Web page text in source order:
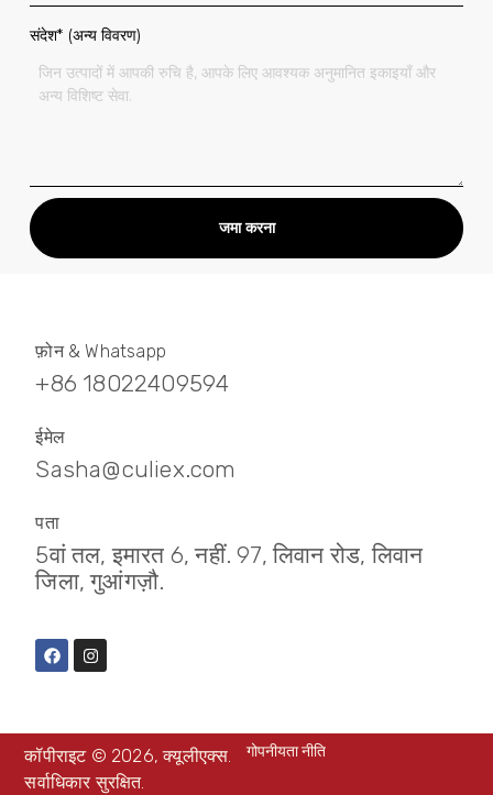
संदेश* (अन्य विवरण)
जमा करना
फ़ोन & Whatsapp
+86 18022409594
ईमेल
Sasha@culiex.com
पता
5वां तल, इमारत 6, नहीं. 97, लिवान रोड, लिवान
जिला, गुआंगज़ौ.
कॉपीराइट © 2026, क्यूलीएक्स.
सर्वाधिकार सुरक्षित.
गोपनीयता नीति